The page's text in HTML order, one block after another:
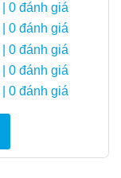
| 0 đánh giá
| 0 đánh giá
| 0 đánh giá
| 0 đánh giá
| 0 đánh giá